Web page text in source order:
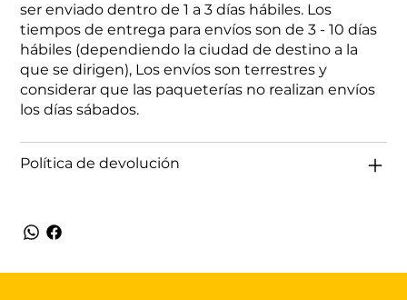
ser enviado dentro de 1 a 3 días hábiles. Los
tiempos de entrega para envíos son de 3 - 10 días
hábiles (dependiendo la ciudad de destino a la
que se dirigen), Los envíos son terrestres y
considerar que las paqueterías no realizan envíos
los días sábados.
Política de devolución